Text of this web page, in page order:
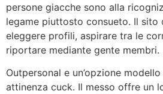
persone giacche sono alla
legame piuttosto consueto. Il sito
eleggere profili, aspirare tra le
riportare mediante gente membri.
Outpersonal e un’opzione
attinenza cuck. Il messo offre un